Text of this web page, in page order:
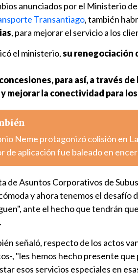
anunciados por el Ministerio
Transantiago, también
, para mejorar el servicio a los
el ministerio,su renegociación
para así, a través
mejorar la conectividad para
Neme protagonizó colisión en
de aplicación fue baleado en
de Asuntos Corporativos de
y ahora tenemos el desafío
ante el hecho que tendrán
señaló, respecto de los actos
, "les hemos hecho presente
esos servicios especiales en